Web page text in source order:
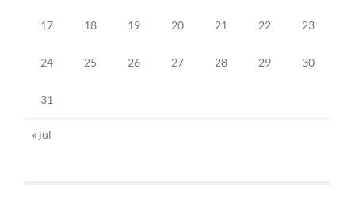
17 18 19 20 21 22 23
24 25 26 27 28 29 30
31
« jul